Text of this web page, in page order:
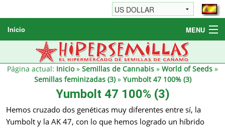
Inicio MENU
Semillas de cannabis
Otros productos
Revendedores
Página actual: Inicio» Semillas de Cannabis » World of Seeds »
Semillas feminizadas (3)» Yumbolt 47 100% (3)
Yumbolt 47 100% (3)
Hemos cruzado dos genéticas muy diferentes entre sí, la
Yumbolt y la AK 47, con lo que hemos logrado un híbrido